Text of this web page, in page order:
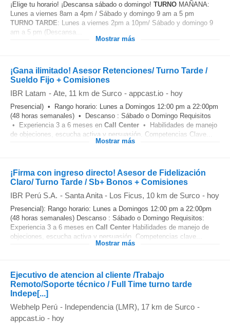
¡Elige tu horario! ¡Descansa sábado o domingo! TURNO MAÑANA:
Lunes a viernes 8am a 4pm / Sábado y domingo 9 am a 5 pm
TURNO TARDE: Lunes a viernes 2pm a 10pm/ Sábado y domingo 9
am a 5 pm (Descansa...
Mostrar más
¡Gana ilimitado! Asesor Retenciones/ Turno Tarde /
Sueldo Fijo + Comisiones
IBR Latam - Ate, 11 km de Surco - appcast.io - hoy
Presencial) • Rango horario: Lunes a Domingos 12:00 pm a 22:00pm
(48 horas semanales) • Descanso : Sábado o Domingo Requisitos
• Experiencia 3 a 6 meses en Call Center • Habilidades de manejo
de objeciones, escucha activa y persuasión. Competencias Clave...
Mostrar más
¡Firma con ingreso directo! Asesor de Fidelización
Claro/ Turno Tarde / Sb+ Bonos + Comisiones
IBR Perú S.A. - Santa Anita - Los Ficus, 10 km de Surco - hoy
Presencial): Rango horario: Lunes a Domingos 12:00 pm a 22:00pm
(48 horas semanales) Descanso : Sábado o Domingo Requisitos:
Experiencia 3 a 6 meses en Call Center Habilidades de manejo de
objeciones, escucha activa y persuasión. Competencias clave...
Mostrar más
Ejecutivo de atencion al cliente /Trabajo
Remoto/Soporte técnico / Full Time turno tarde
Indepe[...]
Webhelp Perú - Independencia (LMR), 17 km de Surco -
appcast.io - hoy